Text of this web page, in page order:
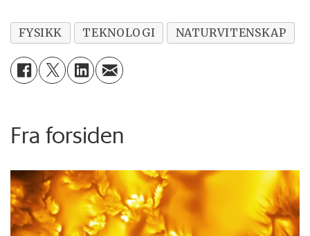
FYSIKK TEKNOLOGI NATURVITENSKAP
Fra forsiden